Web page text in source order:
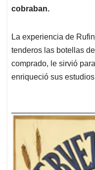
cobraban.
La experiencia de
tenderos las botellas de
comprado, le sirvió
enriqueció sus